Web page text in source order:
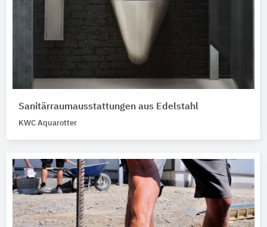
Sanitärraumausstattungen aus Edelstahl
KWC Aquarotter